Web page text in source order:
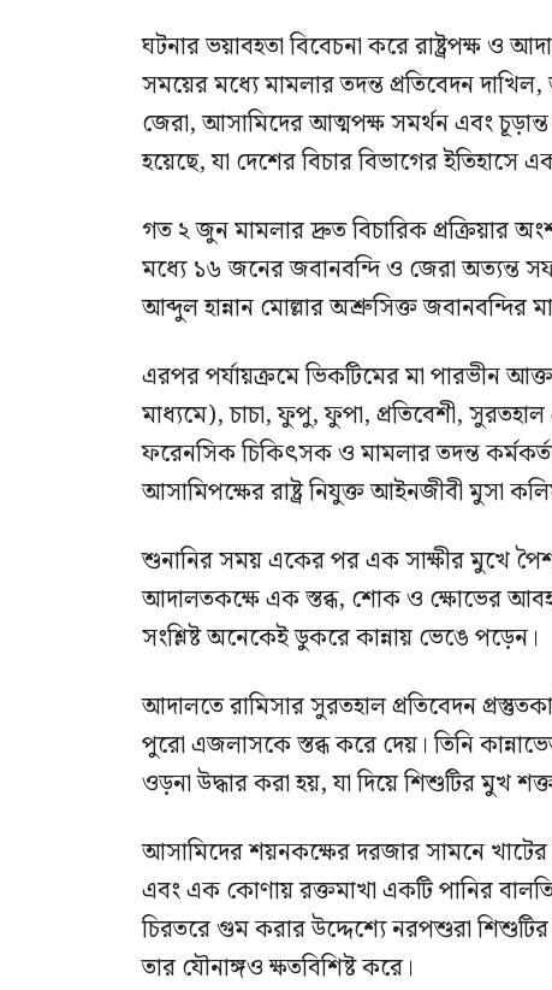
ঘটনার ভয়াবহতা বিবেচনা করে রাষ্ট্রপক্ষ ও
সময়ের মধ্যে মামলার তদন্ত প্রতিবেদন
জেরা, আসামিদের আত্মপক্ষ সমর্থন এবং
হয়েছে, যা দেশের বিচার বিভাগের
গত ২ জুন মামলার দ্রুত বিচারিক প্রক্রিয়ার
মধ্যে ১৬ জনের জবানবন্দি ও জেরা অত্যন্ত
আব্দুল হান্নান মোল্লার অশ্রুসিক্ত জবানবন্দির
এরপর পর্যায়ক্রমে ভিকটিমের মা পারভীন
মাধ্যমে), চাচা, ফুপু, ফুপা, প্রতিবেশী, সুরতহাল
ফরেনসিক চিকিৎসক ও মামলার তদন্ত
আসামিপক্ষের রাষ্ট্র নিযুক্ত আইনজীবী মুসা
শুনানির সময় একের পর এক সাক্ষীর মুখে
আদালতকক্ষে এক স্তব্ধ, শোক ও ক্ষোভের
সংশ্লিষ্ট অনেকেই ডুকরে কান্নায় ভেঙে পড়েন।
আদালতে রামিসার সুরতহাল প্রতিবেদন
পুরো এজলাসকে স্তব্ধ করে দেয়। তিনি
ওড়না উদ্ধার করা হয়, যা দিয়ে শিশুটির মুখ
আসামিদের শয়নকক্ষের দরজার সামনে খাটের
এবং এক কোণায় রক্তমাখা একটি পানির
চিরতরে গুম করার উদ্দেশ্যে নরপশুরা শিশুটির
তার যৌনাঙ্গও ক্ষতবিশিষ্ট করে।